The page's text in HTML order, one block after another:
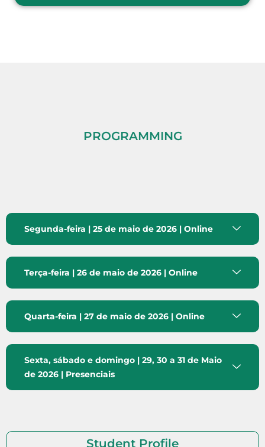
PROGRAMMING
Segunda-feira | 25 de maio de 2026 | Online
Terça-feira | 26 de maio de 2026 | Online
Quarta-feira | 27 de maio de 2026 | Online
Sexta, sábado e domingo | 29, 30 a 31 de Maio
de 2026 | Presenciais
Student Profile